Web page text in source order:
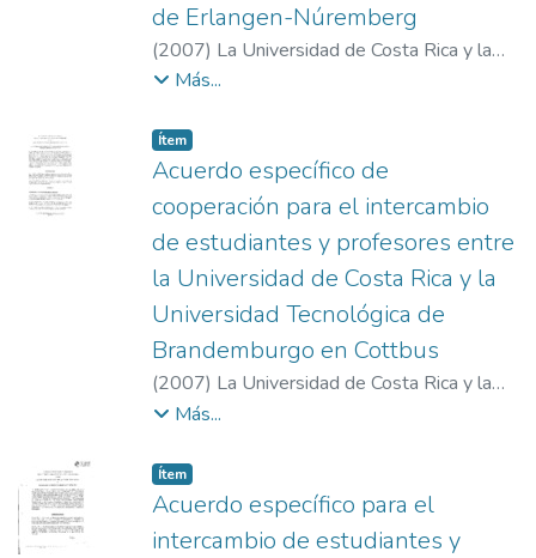
de Erlangen-Núremberg
(2007) La Universidad de Costa Rica y la
Friedrich-Alexander Universidad de
Más...
Item type:
Ítem,
Acuerdo específico de
cooperación para el intercambio
de estudiantes y profesores entre
la Universidad de Costa Rica y la
Universidad Tecnológica de
Brandemburgo en Cottbus
(2007) La Universidad de Costa Rica y la
Universidad Tecnológica de Brandemburgo
Más...
Item type:
Ítem,
Acuerdo específico para el
intercambio de estudiantes y